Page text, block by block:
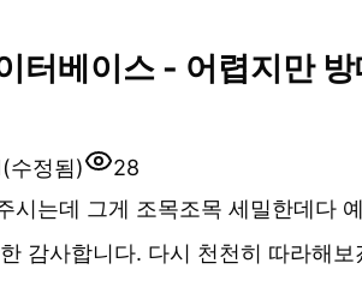
터베이스 - 어렵지만
(수정됨)
28
시는데 그게 조목조목 세밀한데다
감사합니다. 다시 천천히 따라해보